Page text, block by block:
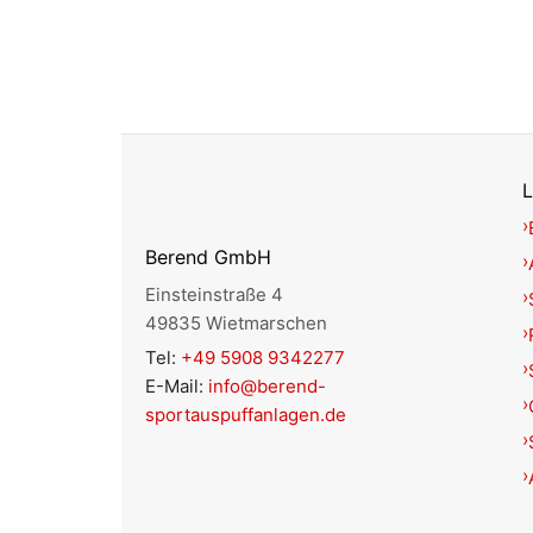
Berend GmbH
Einsteinstraße 4
49835 Wietmarschen
Tel: +49 5908 9342277
E-Mail: info@berend-
sportauspuffanlagen.de